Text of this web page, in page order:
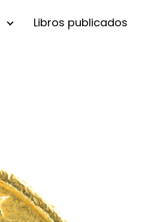
Libros publicados